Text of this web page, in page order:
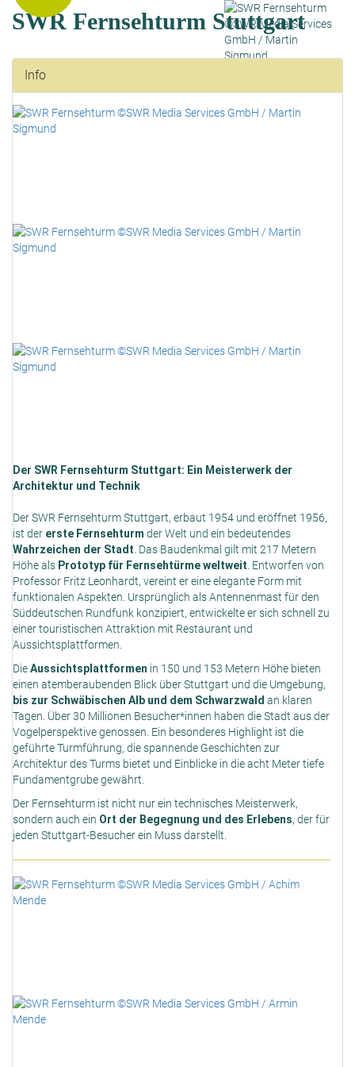
SWR Fernsehturm Stuttgart
Info
Der SWR Fernsehturm Stuttgart: Ein Meisterwerk der
Architektur und Technik
Der SWR Fernsehturm Stuttgart, erbaut 1954 und eröffnet 1956,
ist der erste Fernsehturm der Welt und ein bedeutendes
Wahrzeichen der Stadt. Das Baudenkmal gilt mit 217 Metern
Höhe als Prototyp für Fernsehtürme weltweit. Entworfen von
Professor Fritz Leonhardt, vereint er eine elegante Form mit
funktionalen Aspekten. Ursprünglich als Antennenmast für den
Süddeutschen Rundfunk konzipiert, entwickelte er sich schnell zu
einer touristischen Attraktion mit Restaurant und
Aussichtsplattformen.
DieAussichtsplattformen in 150 und 153 Metern Höhe bieten
einen atemberaubenden Blick über Stuttgart und die Umgebung,
bis zur Schwäbischen Alb und dem Schwarzwald an klaren
Tagen. Über 30 Millionen Besucher*innen haben die Stadt aus der
Vogelperspektive genossen. Ein besonderes Highlight ist die
geführte Turmführung, die spannende Geschichten zur
Architektur des Turms bietet und Einblicke in die acht Meter tiefe
Fundamentgrube gewährt.
Der Fernsehturm ist nicht nur ein technisches Meisterwerk,
sondern auch ein Ort der Begegnung und des Erlebens, der für
jeden Stuttgart-Besucher ein Muss darstellt.